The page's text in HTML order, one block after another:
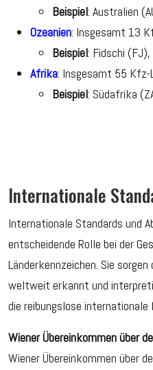
Beispiel: Australien
Ozeanien: Insgesamt 13
Beispiel: Fidschi (FJ),
Afrika: Insgesamt 55 Kfz-
Beispiel: Südafrika
Internationale
Internationale Standards und
entscheidende Rolle bei der
Länderkennzeichen. Sie
weltweit erkannt und
die reibungslose internationale
Wiener Übereinkommen über
Wiener Übereinkommen über